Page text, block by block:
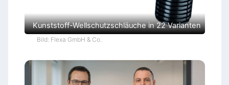
Kunststoff-Wellschutzschläuche in 22 Varianten
Bild: Flexa GmbH & Co.